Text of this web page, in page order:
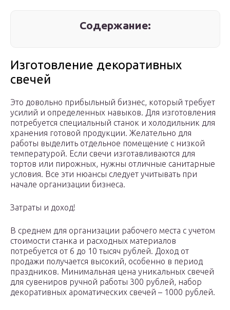
Содержание:
Изготовление декоративных
свечей
Это довольно прибыльный бизнес, который требует
усилий и определенных навыков. Для изготовления
потребуется специальный станок и холодильник для
хранения готовой продукции. Желательно для
работы выделить отдельное помещение с низкой
температурой. Если свечи изготавливаются для
тортов или пирожных, нужны отличные санитарные
условия. Все эти нюансы следует учитывать при
начале организации бизнеса.
Затраты и доход!
В среднем для организации рабочего места с учетом
стоимости станка и расходных материалов
потребуется от 6 до 10 тысяч рублей. Доход от
продажи получается высокий, особенно в период
праздников. Минимальная цена уникальных свечей
для сувениров ручной работы 300 рублей, набор
декоративных ароматических свечей – 1000 рублей.